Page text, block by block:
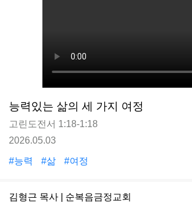
능력있는 삶의 세 가지 여정
고린도전서 1:18-1:18
2026.05.03
#능력 #삶 #여정
김형근 목사 | 순복음금정교회